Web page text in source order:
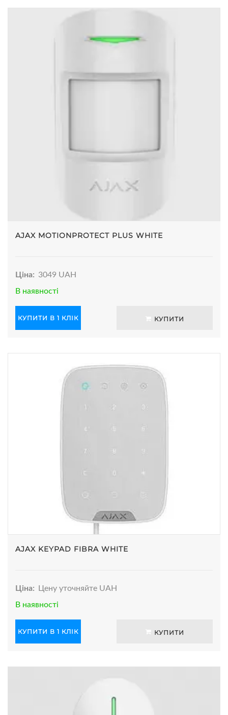
AJAX MOTIONPROTECT PLUS WHITE
Ціна: 3049 UAH
В наявності
КУПИТИ В 1 КЛІК КУПИТИ
AJAX KEYPAD FIBRA WHITE
Ціна:
Цену уточняйте UAH
В наявності
КУПИТИ В 1 КЛІК КУПИТИ